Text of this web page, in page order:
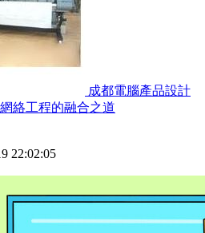
成都電腦產品設計
絡工程的融合之道
22:02:05